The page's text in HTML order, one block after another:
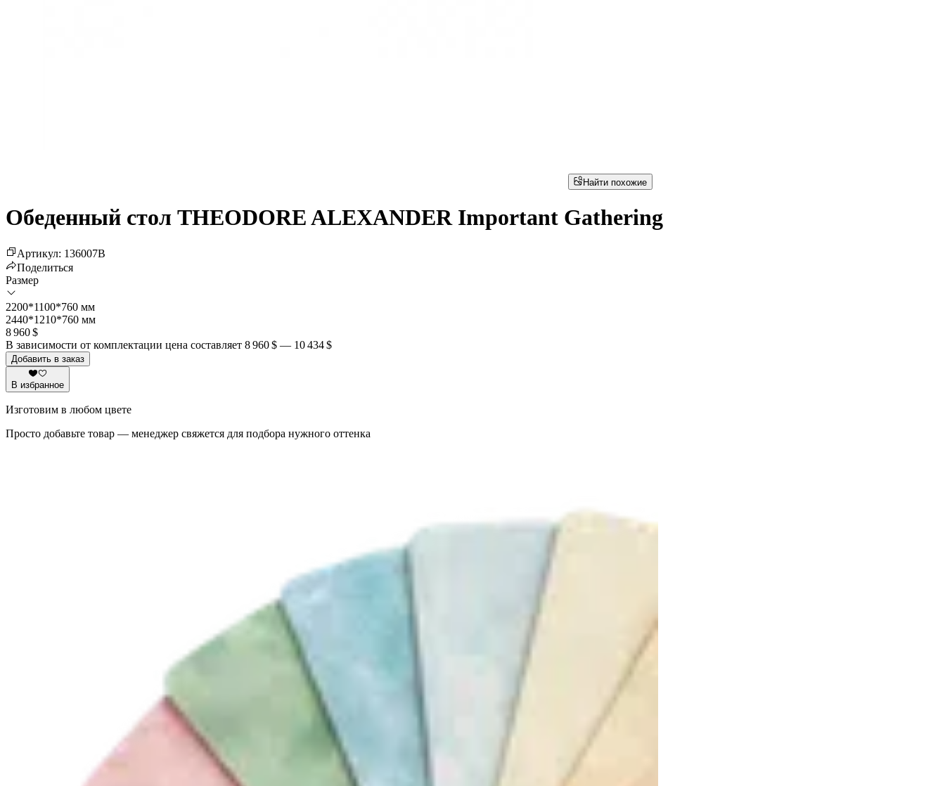
Найти похожие
Обеденный стол THEODORE ALEXANDER Important Gathering
Артикул: 136007B
Поделиться
Размер
2200*1100*760 мм
2440*1210*760 мм
8 960 $
В зависимости от комплектации цена составляет 8 960 $ — 10 434 $
Добавить в заказ
В избранное
Изготовим в любом цвете
Просто добавьте товар — менеджер свяжется для подбора нужного оттенка